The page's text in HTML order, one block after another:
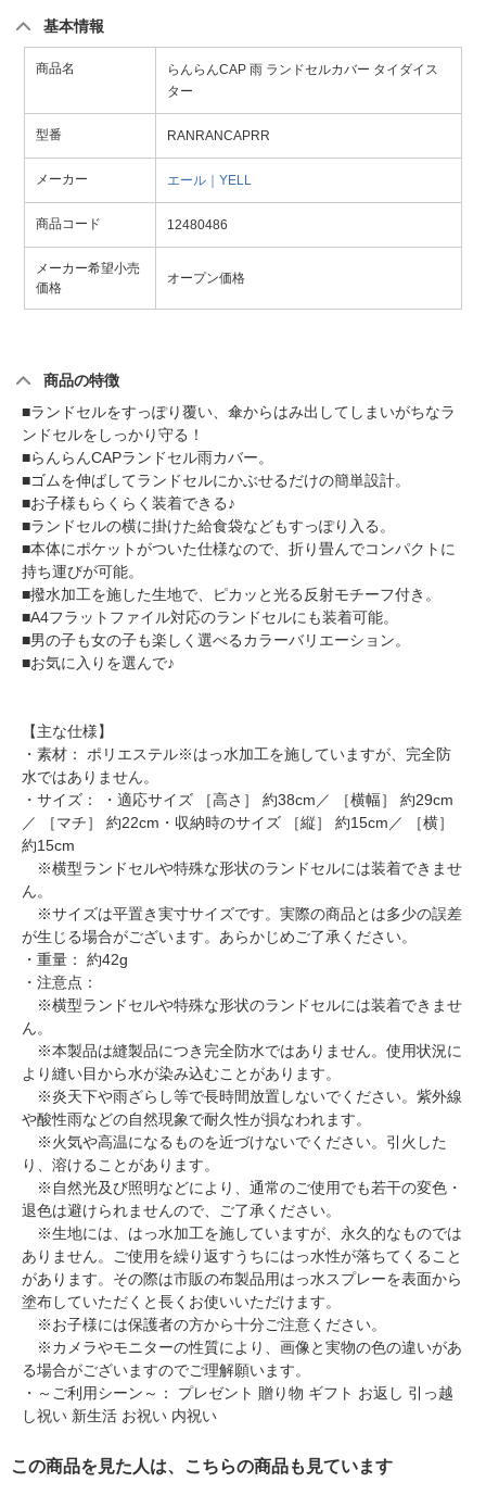
基本情報
商品名
らんらんCAP 雨 ランドセルカバー タイダイス
ター
型番 RANRANCAPRR
メーカー エール｜YELL
商品コード 12480486
メーカー希望小売
価格
オープン価格
商品の特徴
■ランドセルをすっぽり覆い、傘からはみ出してしまいがちなラ
ンドセルをしっかり守る！
■らんらんCAPランドセル雨カバー。
■ゴムを伸ばしてランドセルにかぶせるだけの簡単設計。
■お子様もらくらく装着できる♪
■ランドセルの横に掛けた給食袋などもすっぽり入る。
■本体にポケットがついた仕様なので、折り畳んでコンパクトに
持ち運びが可能。
■撥水加工を施した生地で、ピカッと光る反射モチーフ付き。
■A4フラットファイル対応のランドセルにも装着可能。
■男の子も女の子も楽しく選べるカラーバリエーション。
■お気に入りを選んで♪
【主な仕様】
・素材： ポリエステル※はっ水加工を施していますが、完全防
水ではありません。
・サイズ： ・適応サイズ ［高さ］ 約38cm／ ［横幅］ 約29cm
／ ［マチ］ 約22cm・収納時のサイズ ［縦］ 約15cm／ ［横］
約15cm
※横型ランドセルや特殊な形状のランドセルには装着できませ
ん。
※サイズは平置き実寸サイズです。実際の商品とは多少の誤差
が生じる場合がございます。あらかじめご了承ください。
・重量： 約42g
・注意点：
※横型ランドセルや特殊な形状のランドセルには装着できませ
ん。
※本製品は縫製品につき完全防水ではありません。使用状況に
より縫い目から水が染み込むことがあります。
※炎天下や雨ざらし等で長時間放置しないでください。紫外線
や酸性雨などの自然現象で耐久性が損なわれます。
※火気や高温になるものを近づけないでください。引火した
り、溶けることがあります。
※自然光及び照明などにより、通常のご使用でも若干の変色・
退色は避けられませんので、ご了承ください。
※生地には、はっ水加工を施していますが、永久的なものでは
ありません。ご使用を繰り返すうちにはっ水性が落ちてくること
があります。その際は市販の布製品用はっ水スプレーを表面から
塗布していただくと長くお使いいただけます。
※お子様には保護者の方から十分ご注意ください。
※カメラやモニターの性質により、画像と実物の色の違いがあ
る場合がございますのでご理解願います。
・～ご利用シーン～： プレゼント 贈り物 ギフト お返し 引っ越
し祝い 新生活 お祝い 内祝い
この商品を見た人は、こちらの商品も見ています